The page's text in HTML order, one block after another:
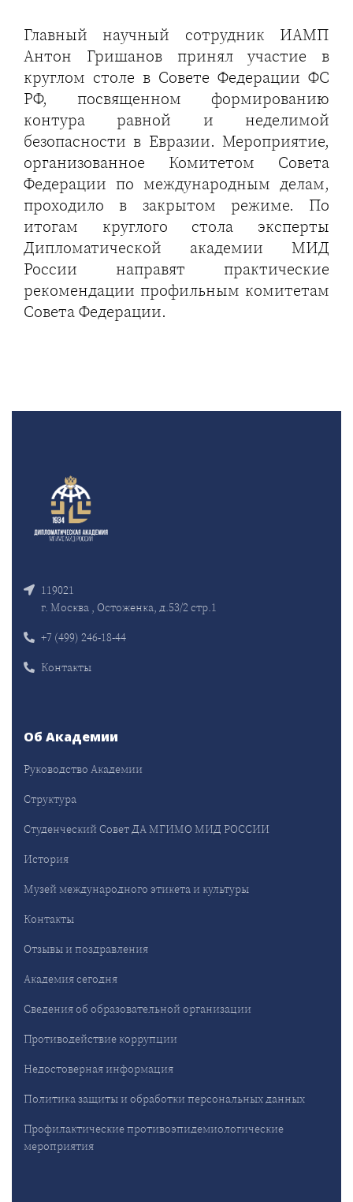
Главный научный сотрудник ИАМП
Антон Гришанов принял участие в
круглом столе в Совете Федерации ФС
РФ, посвященном формированию
контура равной и неделимой
безопасности в Евразии. Мероприятие,
организованное Комитетом Совета
Федерации по международным делам,
проходило в закрытом режиме. По
итогам круглого стола эксперты
Дипломатической академии МИД
России направят практические
рекомендации профильным комитетам
Совета Федерации.
119021
г. Москва , Остоженка, д.53/2 стр.1
+7 (499) 246-18-44
Контакты
Об Академии
Руководство Академии
Структура
Студенческий Совет ДА МГИМО МИД РОССИИ
История
Музей международного этикета и культуры
Контакты
Отзывы и поздравления
Академия сегодня
Сведения об образовательной организации
Противодействие коррупции
Недостоверная информация
Политика защиты и обработки персональных данных
Профилактические противоэпидемиологические
мероприятия